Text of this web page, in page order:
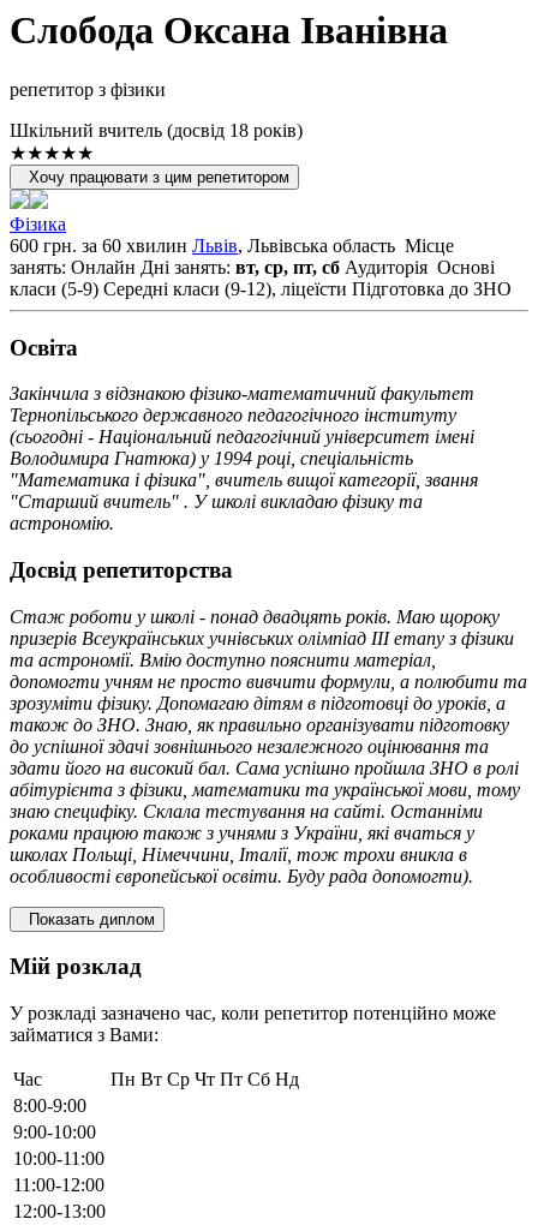
Слобода Оксана Іванівна
репетитор з фізики
Шкільний вчитель (досвід 18 років)
★★★★★
Хочу працювати з цим репетитором
Фізика
600 грн. за 60 хвилин Львів, Львiвська область Місце
занять: Онлайн Дні занять: вт, ср, пт, сб Аудиторія Основі
класи (5-9) Середні класи (9-12), ліцеїсти Підготовка до ЗНО
Освiта
Закінчила з відзнакою фізико-математичний факультет
Тернопільського державного педагогічного інституту
(сьогодні - Національний педагогічний університет імені
Володимира Гнатюка) у 1994 році, спеціальність
"Математика і фізика", вчитель вищої категорії, звання
"Старший вчитель" . У школі викладаю фізику та
астрономію.
Досвід репетиторства
Стаж роботи у школі - понад двадцять років. Маю щороку
призерів Всеукраїнських учнівських олімпіад ІІІ етапу з фізики
та астрономії. Вмію доступно пояснити матеріал,
допомогти учням не просто вивчити формули, а полюбити та
зрозуміти фізику. Допомагаю дітям в підготовці до уроків, а
також до ЗНО. Знаю, як правильно організувати підготовку
до успішної здачі зовнішнього незалежного оцінювання та
здати його на високий бал. Сама успішно пройшла ЗНО в ролі
абітурієнта з фізики, математики та української мови, тому
знаю специфіку. Склала тестування на сайті. Останніми
роками працюю також з учнями з України, які вчаться у
школах Польщі, Німеччини, Італії, тож трохи вникла в
особливості європейської освіти. Буду рада допомогти).
Показать диплом
Мій розклад
У розкладі зазначено час, коли репетитор потенційно може
займатися з Вами:
Час Пн Вт Ср Чт Пт Сб Нд
8:00-9:00
9:00-10:00
10:00-11:00
11:00-12:00
12:00-13:00